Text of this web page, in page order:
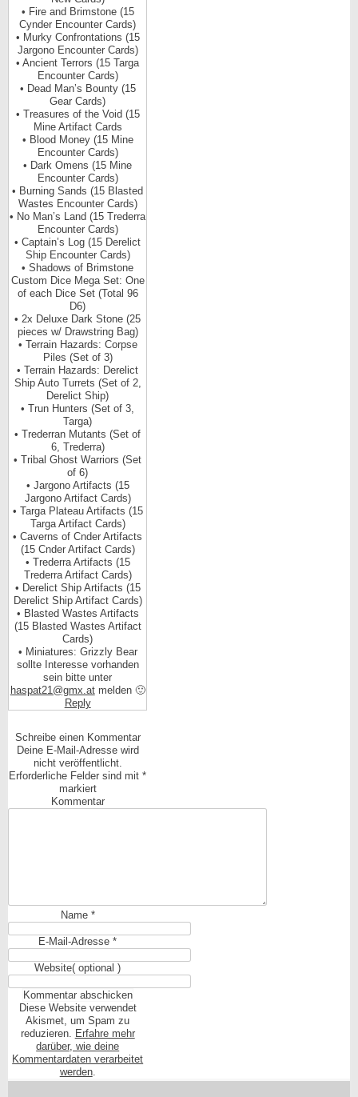
• Fire and Brimstone (15
Cynder Encounter Cards)
• Murky Confrontations (15
Jargono Encounter Cards)
• Ancient Terrors (15 Targa
Encounter Cards)
• Dead Man’s Bounty (15
Gear Cards)
• Treasures of the Void (15
Mine Artifact Cards
• Blood Money (15 Mine
Encounter Cards)
• Dark Omens (15 Mine
Encounter Cards)
• Burning Sands (15 Blasted
Wastes Encounter Cards)
• No Man’s Land (15 Trederra
Encounter Cards)
• Captain’s Log (15 Derelict
Ship Encounter Cards)
• Shadows of Brimstone
Custom Dice Mega Set: One
of each Dice Set (Total 96
D6)
• 2x Deluxe Dark Stone (25
pieces w/ Drawstring Bag)
• Terrain Hazards: Corpse
Piles (Set of 3)
• Terrain Hazards: Derelict
Ship Auto Turrets (Set of 2,
Derelict Ship)
• Trun Hunters (Set of 3,
Targa)
• Trederran Mutants (Set of
6, Trederra)
• Tribal Ghost Warriors (Set
of 6)
• Jargono Artifacts (15
Jargono Artifact Cards)
• Targa Plateau Artifacts (15
Targa Artifact Cards)
• Caverns of Cnder Artifacts
(15 Cnder Artifact Cards)
• Trederra Artifacts (15
Trederra Artifact Cards)
• Derelict Ship Artifacts (15
Derelict Ship Artifact Cards)
• Blasted Wastes Artifacts
(15 Blasted Wastes Artifact
Cards)
• Miniatures: Grizzly Bear
sollte Interesse vorhanden
sein bitte unter
haspat21@gmx.atmelden 🙂
Reply
Schreibe einen Kommentar
Deine E-Mail-Adresse wird
nicht veröffentlicht.
Erforderliche Felder sind mit*
markiert
Kommentar
Name *
E-Mail-Adresse*
Website( optional )
Diese Website verwendet
Akismet, um Spam zu
reduzieren. Erfahre mehr
darüber, wie deine
Kommentardaten verarbeitet
werden.